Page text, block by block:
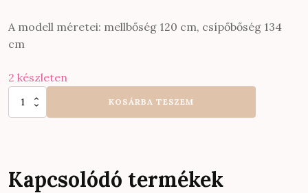
A modell méretei: mellbőség 120 cm, csípőbőség 134
cm
2 készleten
könnyed,
légies
megköthető
fazonnal
KOSÁRBA TESZEM
Kapcsolódó termékek